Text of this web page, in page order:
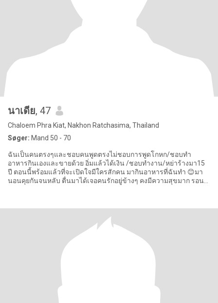
นาเดีย, 47
Chaloem Phra Kiat, Nakhon Ratchasima, Thailand
Søger: Mand 50 - 70
ฉันเป็นคนตรงๆและชอบคนพูดตรงไม่ชอบการพูดโกหก/ชอบทำ
อาหารกินเองและขายด้วย อิ่มแล้วได้เงิน /ชอบทำงาน/หย่าร้างมา15
ปี ตอนนี้พร้อมแล้วที่จะเปิดใจมีใครสักคน มากินอาหารที่ฉันทำ 😊มา
นอนคุยกันจนหลับ ตื่นมาได้เจอคนรักอยู่ข้างๆ คงมีความสุขมาก รอนะ